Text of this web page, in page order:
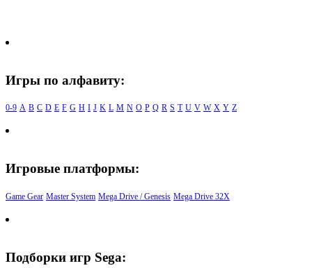
Игры по алфавиту:
0-9 A B C D E F G H I J K L M N O P Q R S T U V W X Y Z
Игровые платформы:
Game Gear Master System Mega Drive / Genesis Mega Drive 32X
Подборки игр Sega: